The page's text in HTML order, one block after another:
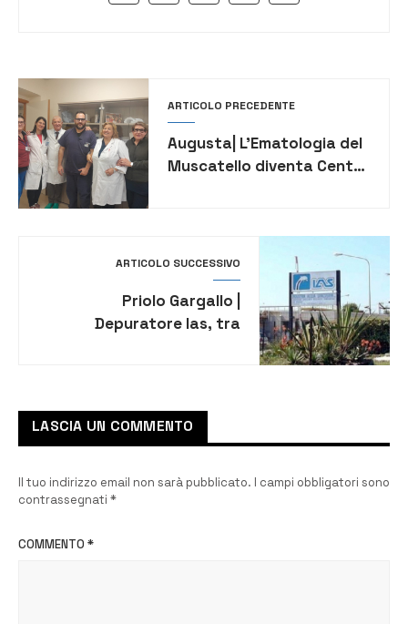
ARTICOLO PRECEDENTE
Augusta| L’Ematologia del
Muscatello diventa Centro
ARTICOLO SUCCESSIVO
Priolo Gargallo |
Depuratore Ias, tra
LASCIA UN COMMENTO
Il tuo indirizzo email non sarà pubblicato. I campi obbligatori sono
contrassegnati *
COMMENTO *